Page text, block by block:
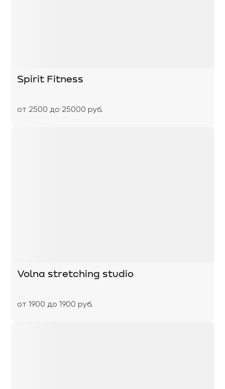
Spirit Fitness
от 2500 до 25000 руб.
Volna stretching studio
от 1900 до 1900 руб.